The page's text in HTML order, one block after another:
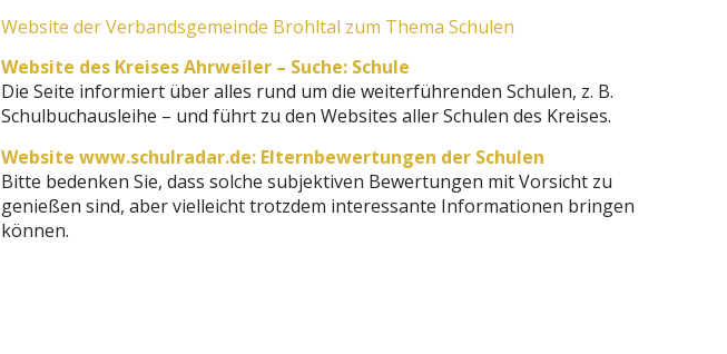
Website der Verbandsgemeinde Brohltal zum Thema Schulen
Website des Kreises Ahrweiler – Suche: Schule
Die Seite informiert über alles rund um die weiterführenden Schulen, z. B.
Schulbuchausleihe – und führt zu den Websites aller Schulen des Kreises.
Website www.schulradar.de: Elternbewertungen der Schulen
Bitte bedenken Sie, dass solche subjektiven Bewertungen mit Vorsicht zu
genießen sind, aber vielleicht trotzdem interessante Informationen bringen
können.